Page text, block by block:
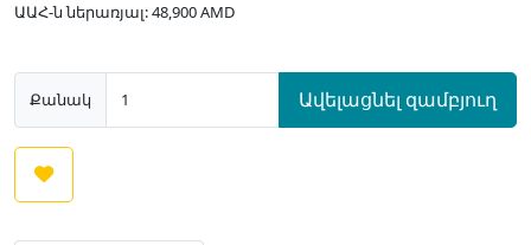
ԱԱՀ-ն ներառյալ: 48,900 AMD
Քանակ Ավելացնել զամբյուղ